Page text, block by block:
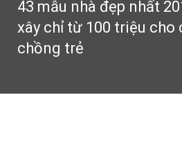
43 mẫu nhà đẹp nhất
xây chỉ từ 100 triệu cho
chồng trẻ